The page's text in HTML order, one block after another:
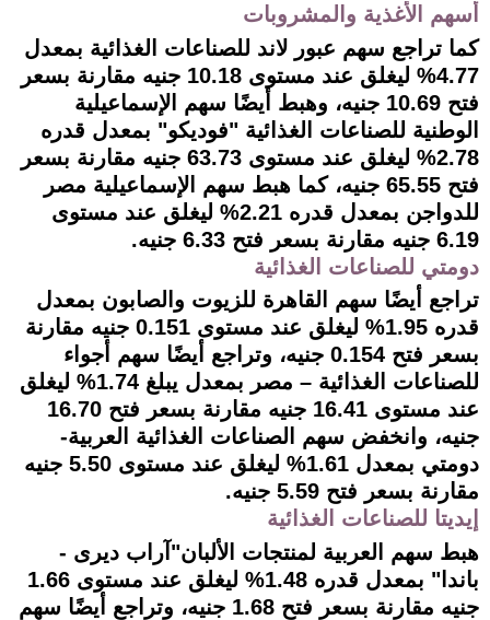
أسهم الأغذية والمشروبات
كما تراجع سهم عبور لاند للصناعات الغذائية بمعدل
4.77% ليغلق عند مستوى 10.18 جنيه مقارنة بسعر
فتح 10.69 جنيه، وهبط أيضًا سهم الإسماعيلية
الوطنية للصناعات الغذائية "فوديكو" بمعدل قدره
2.78% ليغلق عند مستوى 63.73 جنيه مقارنة بسعر
فتح 65.55 جنيه، كما هبط سهم الإسماعيلية مصر
للدواجن بمعدل قدره 2.21% ليغلق عند مستوى
6.19 جنيه مقارنة بسعر فتح 6.33 جنيه.
دومتي للصناعات الغذائية
تراجع أيضًا سهم القاهرة للزيوت والصابون بمعدل
قدره 1.95% ليغلق عند مستوى 0.151 جنيه مقارنة
بسعر فتح 0.154 جنيه، وتراجع أيضًا سهم أجواء
للصناعات الغذائية – مصر بمعدل يبلغ 1.74% ليغلق
عند مستوى 16.41 جنيه مقارنة بسعر فتح 16.70
جنيه، وانخفض سهم الصناعات الغذائية العربية-
دومتي بمعدل 1.61% ليغلق عند مستوى 5.50 جنيه
مقارنة بسعر فتح 5.59 جنيه.
إيديتا للصناعات الغذائية
هبط سهم العربية لمنتجات الألبان"آراب ديرى -
باندا" بمعدل قدره 1.48% ليغلق عند مستوى 1.66
جنيه مقارنة بسعر فتح 1.68 جنيه، وتراجع أيضًا سهم